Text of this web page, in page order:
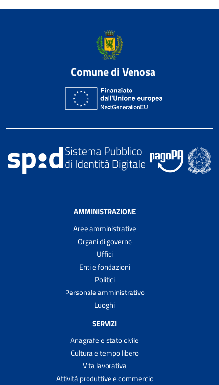
Comune di Venosa
AMMINISTRAZIONE
Aree amministrative
Organi di governo
Uffici
Enti e fondazioni
Politici
Personale amministrativo
Luoghi
SERVIZI
Anagrafe e stato civile
Cultura e tempo libero
Vita lavorativa
Attività produttive e commercio